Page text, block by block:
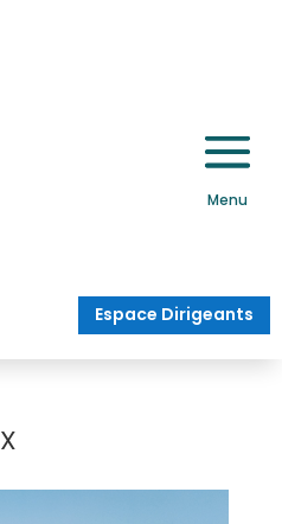
Espace Dirigeants